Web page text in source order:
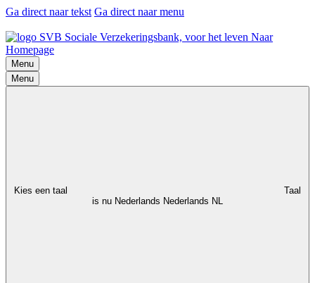
Ga direct naar tekst Ga direct naar menu
Naar
Homepage
Menu
Menu
Kies een taal
Taal
is nu Nederlands Nederlands NL